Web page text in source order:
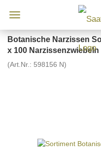
Botanische Narzissen
x 100 Narzissenzwiebeln
(Art.Nr.: 598156 N)